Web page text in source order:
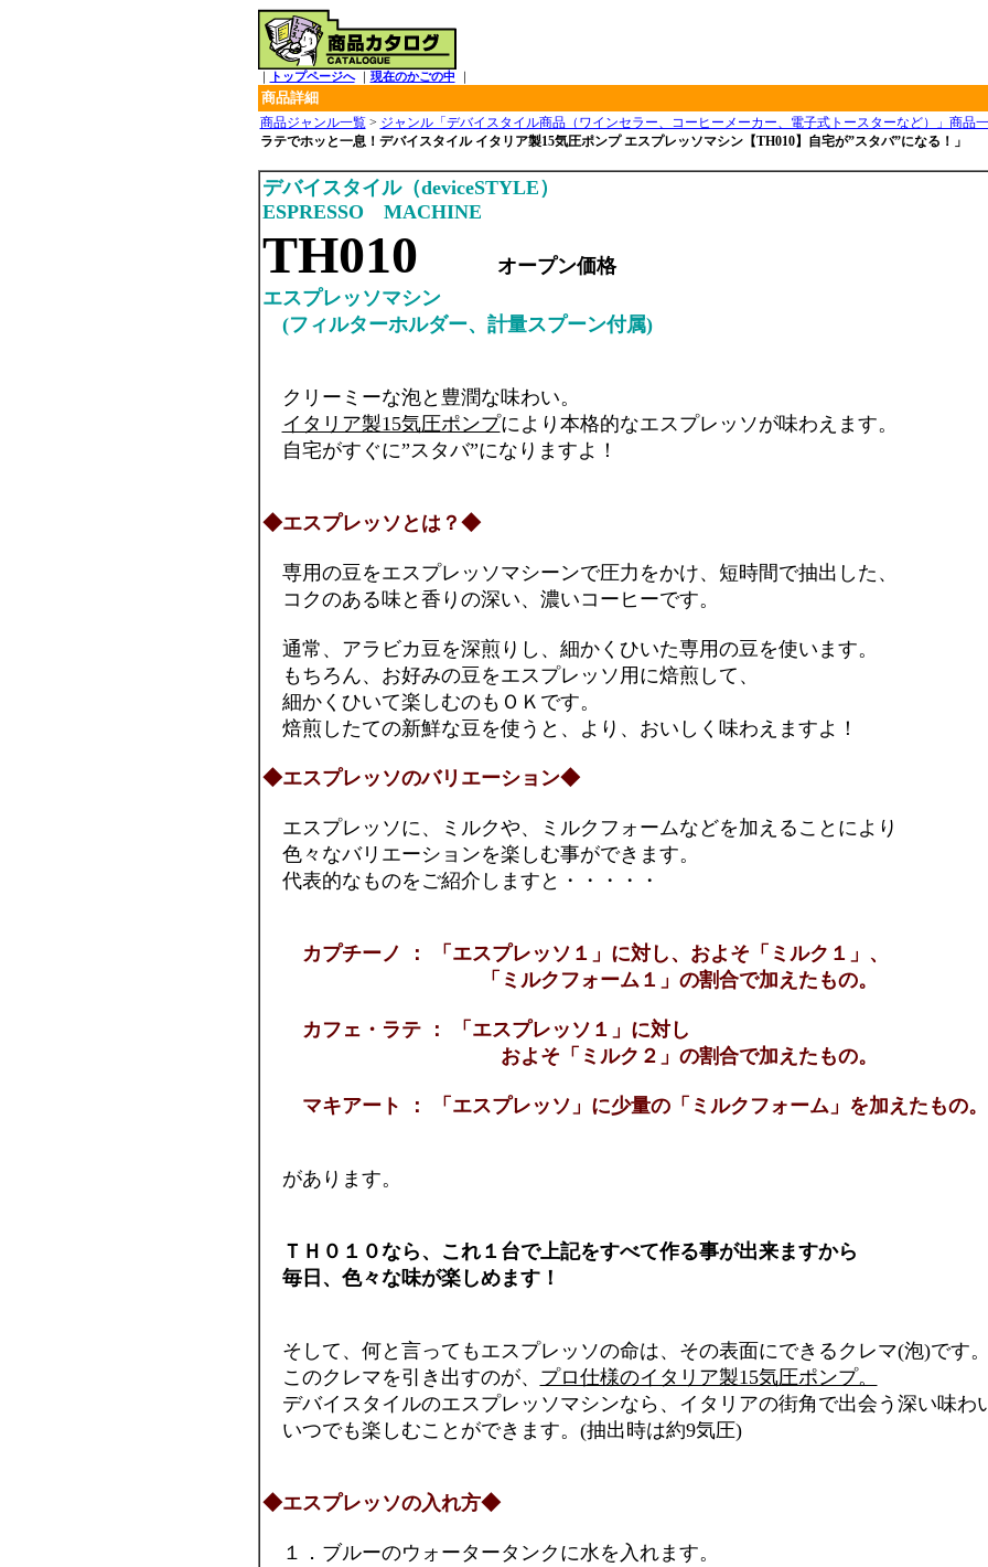
トップページへ｜ 現在のかごの中
商品詳細
商品ジャンル一覧> ジャンル「デバイスタイル商品（ワインセラー、コーヒーメーカー、電子式トースターなど）」商品
ラテでホッと一息！デバイスタイル イタリア製15気圧ポンプ エスプレッソマシン【TH010】自宅が”スタバ”になる！」
デバイスタイル（deviceSTYLE）
ESPRESSO MACHINE
TH010
オープン価格
エスプレッソマシン
(フィルターホルダー、計量スプーン付属)
クリーミーな泡と豊潤な味わい。
イタリア製15気圧ポンプにより本格的なエスプレッソが味わえます。
自宅がすぐに”スタバ”になりますよ！
◆エスプレッソとは？◆
専用の豆をエスプレッソマシーンで圧力をかけ、短時間で抽出した、
コクのある味と香りの深い、濃いコーヒーです。
通常、アラビカ豆を深煎りし、細かくひいた専用の豆を使います。
もちろん、お好みの豆をエスプレッソ用に焙煎して、
細かくひいて楽しむのもＯＫです。
焙煎したての新鮮な豆を使うと、より、おいしく味わえますよ！
◆エスプレッソのバリエーション◆
エスプレッソに、ミルクや、ミルクフォームなどを加えることにより
色々なバリエーションを楽しむ事ができます。
代表的なものをご紹介しますと・・・・・
カプチーノ ： 「エスプレッソ１」に対し、およそ「ミルク１」、
「ミルクフォーム１」の割合で加えたもの。
カフェ・ラテ ： 「エスプレッソ１」に対し
およそ「ミルク２」の割合で加えたもの。
マキアート ： 「エスプレッソ」に少量の「ミルクフォーム」を加えたもの。
があります。
ＴＨ０１０なら、これ１台で上記をすべて作る事が出来ますから
毎日、色々な味が楽しめます！
そして、何と言ってもエスプレッソの命は、その表面にできるクレマ(泡)です。
このクレマを引き出すのが、 プロ仕様のイタリア製15気圧ポンプ。
デバイスタイルのエスプレッソマシンなら、イタリアの街角で出会う深い味わ
いつでも楽しむことができます。(抽出時は約9気圧)
◆エスプレッソの入れ方◆
１．ブルーのウォータータンクに水を入れます。